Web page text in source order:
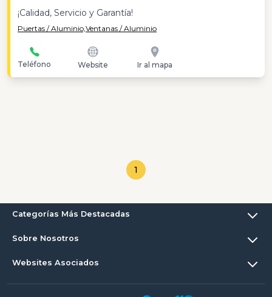
¡Calidad, Servicio y Garantía!
Puertas / Aluminio,Ventanas / Aluminio
Teléfono Website Ir al mapa
1
Categorías Más Destacadas
Sobre Nosotros
Websites Asociados